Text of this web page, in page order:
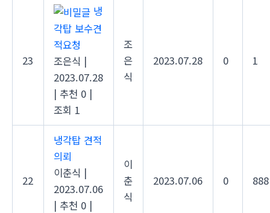
23
냉
각탑 보수견
적요청
조은식 |
2023.07.28
| 추천 0 |
조회 1
조
은
식
2023.07.28 0 1
22
냉각탑 견적
의뢰
이춘식 |
2023.07.06
| 추천 0 |
이
춘
식
2023.07.06 0 888